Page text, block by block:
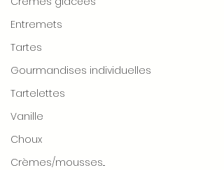
Entremets
Tartes
Gourmandises individuelles
Tartelettes
Vanille
Choux
Crèmes/mousses...